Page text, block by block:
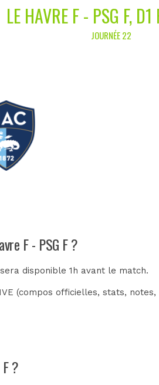
LE HAVRE F - PSG F, D1
JOURNÉE 22
F - PSG F ?
disponible 1h avant le match.
(compos officielles, stats, notes,
?